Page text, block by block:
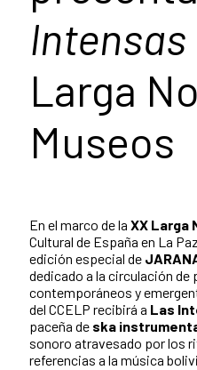
Intensas
Larga
Museos
En el marco de la XX Larga
Cultural de España en La
edición especial de
dedicado a la circulación
contemporáneos y
del CCELP recibirá a Las
paceña de ska
sonoro atravesado por los
referencias a la música